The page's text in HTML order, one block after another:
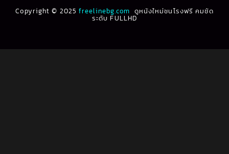
Biography ชีวประวัติ (61)
1991
1990
Copyright © 2025freelinebg.com ดูหนังใหม่ชนโรงฟรี คมชัด
ระดับ FULLHD